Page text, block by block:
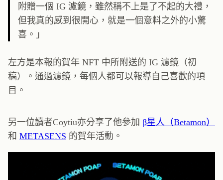
附贈一個 IG 濾鏡，雖然稱不上是了不起的大禮，
但我真的感到很開心，就是一個意料之外的小驚
喜。」
左方是本報的賀年 NFT 中所附送的 IG 濾鏡（初
稿）。通過濾鏡，每個人都可以報導自己喜歡的項
目。
另一位讀者Coytiu亦分享了他參加 β星人（Betamon）
和 METASENS 的賀年活動。